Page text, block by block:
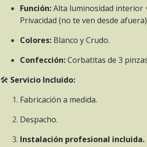
Función:Alta luminosidad interior
Privacidad (no te ven desde
Colores: Blanco y Crudo.
Confección:Corbatitas de 3
🛠️ Servicio Incluido:
Fabricación a medida.
Despacho.
Instalación profesional incluida.